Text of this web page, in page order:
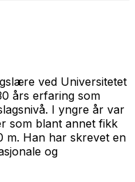
ved Universitetet
års erfaring som
I yngre år var
som blant annet fikk
m. Han har skrevet en
og